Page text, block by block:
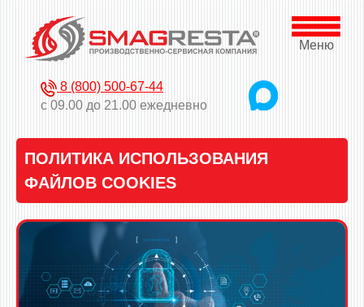
Меню
8 (800) 500-67-44
с 09.00 до 21.00 ежедневно
ПОЛИТИКА ИСПОЛЬЗОВАНИЯ
ФАЙЛОВ COOKIES